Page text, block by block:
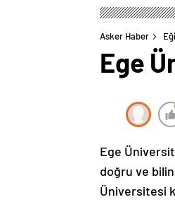
Asker Haber
Ege
Ege
doğru ve
Üniversitesi